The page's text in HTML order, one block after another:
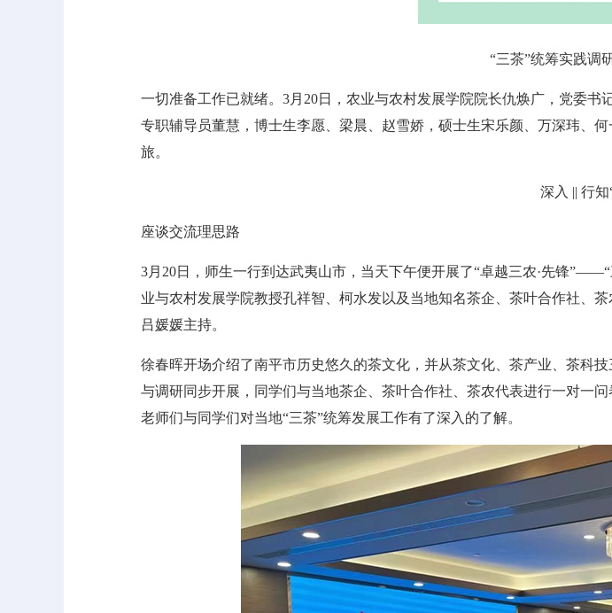
“三茶”统筹实践调
一切准备工作已就绪。3月20日，农业与农村发展学院院长仇焕广，党委
专职辅导员董慧，博士生李愿、梁晨、赵雪娇，硕士生宋乐颜、万深玮、
旅。
深入 || 行知
座谈交流理思路
3月20日，师生一行到达武夷山市，当天下午便开展了“卓越三农·先锋
业与农村发展学院教授孔祥智、柯水发以及当地知名茶企、茶叶合作社、
吕媛媛主持。
徐春晖开场介绍了南平市历史悠久的茶文化，并从茶文化、茶产业、茶科
与调研同步开展，同学们与当地茶企、茶叶合作社、茶农代表进行一对一
老师们与同学们对当地“三茶”统筹发展工作有了深入的了解。